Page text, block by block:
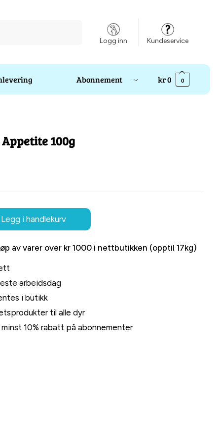
Logg inn Kundeservice
Abonnement kr0 0
100g
Legg i handlekurv
av varer over kr 1000 i nettbutikken (opptil 17kg)
arbeidsdag
i butikk
til alle dyr
10% rabatt på abonnementer